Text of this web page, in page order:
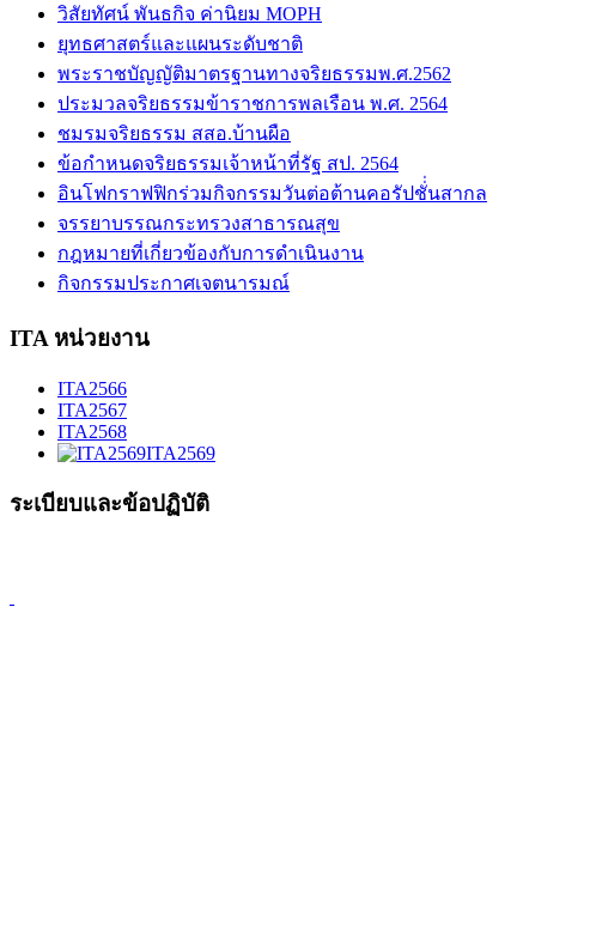
วิสัยทัศน์ พันธกิจ ค่านิยม MOPH
ยุทธศาสตร์และแผนระดับชาติ
พระราชบัญญัติมาตรฐานทางจริยธรรมพ.ศ.2562
ประมวลจริยธรรมข้าราชการพลเรือน พ.ศ. 2564
ชมรมจริยธรรม สสอ.บ้านผือ
ข้อกำหนดจริยธรรมเจ้าหน้าที่รัฐ สป. 2564
อินโฟกราฟฟิกร่วมกิจกรรมวันต่อต้านคอรัปชั่่นสากล
จรรยาบรรณกระทรวงสาธารณสุข
กฎหมายที่เกี่ยวข้องกับการดำเนินงาน
กิจกรรมประกาศเจตนารมณ์
ITA หน่วยงาน
ITA2566
ITA2567
ITA2568
ITA2569
ระเบียบและข้อปฏิบัติ